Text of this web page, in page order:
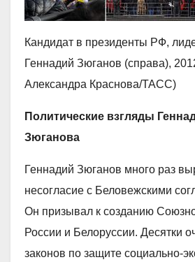
Кандидат в президенты РФ,
Геннадий Зюганов (справа),
Александра Краснова/ТАСС)
Политические взгляды
Зюганова
Геннадий Зюганов много раз
несогласие с Беловежскими
Он призывал к созданию
России и Белоруссии. Десятки
законов по защите социально-